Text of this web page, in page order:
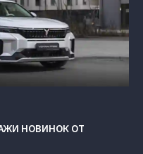
НОВИНОК ОТ